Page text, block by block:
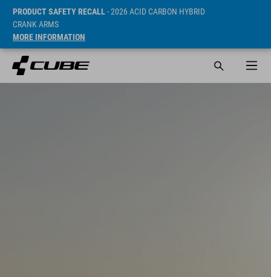
PRODUCT SAFETY RECALL- 2026 ACID CARBON HYBRID
CRANK ARMS
MORE INFORMATION